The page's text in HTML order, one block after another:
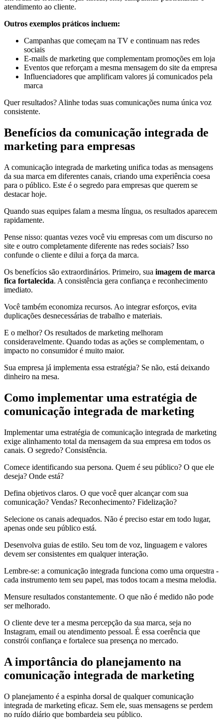
atendimento ao cliente.
Outros exemplos práticos incluem:
Campanhas que começam na TV e continuam nas redes
sociais
E-mails de marketing que complementam promoções em loja
Eventos que reforçam a mesma mensagem do site da empresa
Influenciadores que amplificam valores já comunicados pela
marca
Quer resultados? Alinhe todas suas comunicações numa única voz
consistente.
Benefícios da comunicação integrada de
marketing para empresas
A comunicação integrada de marketing unifica todas as mensagens
da sua marca em diferentes canais, criando uma experiência coesa
para o público. Este é o segredo para empresas que querem se
destacar hoje.
Quando suas equipes falam a mesma língua, os resultados aparecem
rapidamente.
Pense nisso: quantas vezes você viu empresas com um discurso no
site e outro completamente diferente nas redes sociais? Isso
confunde o cliente e dilui a força da marca.
Os benefícios são extraordinários. Primeiro, sua imagem de marca
fica fortalecida. A consistência gera confiança e reconhecimento
imediato.
Você também economiza recursos. Ao integrar esforços, evita
duplicações desnecessárias de trabalho e materiais.
E o melhor? Os resultados de marketing melhoram
consideravelmente. Quando todas as ações se complementam, o
impacto no consumidor é muito maior.
Sua empresa já implementa essa estratégia? Se não, está deixando
dinheiro na mesa.
Como implementar uma estratégia de
comunicação integrada de marketing
Implementar uma estratégia de comunicação integrada de marketing
exige alinhamento total da mensagem da sua empresa em todos os
canais. O segredo? Consistência.
Comece identificando sua persona. Quem é seu público? O que ele
deseja? Onde está?
Defina objetivos claros. O que você quer alcançar com sua
comunicação? Vendas? Reconhecimento? Fidelização?
Selecione os canais adequados. Não é preciso estar em todo lugar,
apenas onde seu público está.
Desenvolva guias de estilo. Seu tom de voz, linguagem e valores
devem ser consistentes em qualquer interação.
Lembre-se: a comunicação integrada funciona como uma orquestra -
cada instrumento tem seu papel, mas todos tocam a mesma melodia.
Mensure resultados constantemente. O que não é medido não pode
ser melhorado.
O cliente deve ter a mesma percepção da sua marca, seja no
Instagram, email ou atendimento pessoal. É essa coerência que
constrói confiança e fortalece sua presença no mercado.
A importância do planejamento na
comunicação integrada de marketing
O planejamento é a espinha dorsal de qualquer comunicação
integrada de marketing eficaz. Sem ele, suas mensagens se perdem
no ruído diário que bombardeia seu público.